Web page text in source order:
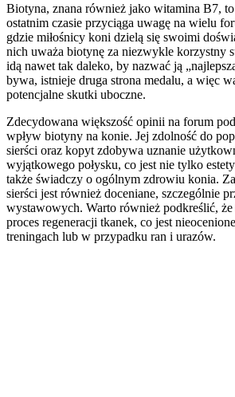
Biotyna, znana również jako witamina B7,
ostatnim czasie przyciąga uwagę na wielu
gdzie miłośnicy koni dzielą się swoimi
nich uważa biotynę za niezwykle korzystny
idą nawet tak daleko, by nazwać ją
bywa, istnieje druga strona medalu, a więc
potencjalne skutki uboczne.
Zdecydowana większość opinii na forum
wpływ biotyny na konie. Jej zdolność do
sierści oraz kopyt zdobywa uznanie
wyjątkowego połysku, co jest nie tylko
także świadczy o ogólnym zdrowiu konia.
sierści jest również doceniane, szczególnie
wystawowych. Warto również podkreślić, że
proces regeneracji tkanek, co jest
treningach lub w przypadku ran i urazów.